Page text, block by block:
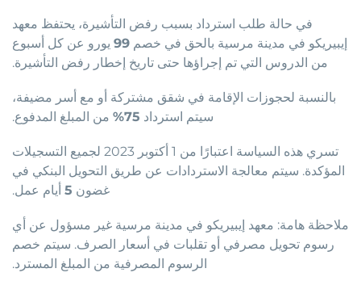
في حالة طلب استرداد بسبب رفض التأشيرة، يحتفظ معهد
إيبيريكو في مدينة مرسية بالحق في خصم 99يورو عن كل أسبوع
من الدروس التي تم إجراؤها حتى تاريخ إخطار رفض التأشيرة.
بالنسبة لحجوزات الإقامة في شقق مشتركة أو مع أسر مضيفة،
سيتم استرداد 75% من المبلغ المدفوع.
تسري هذه السياسة اعتبارًا من 1 أكتوبر 2023 لجميع التسجيلات
المؤكدة. سيتم معالجة الاستردادات عن طريق التحويل البنكي في
غضون 5أيام عمل.
ملاحظة هامة: معهد إيبيريكو في مدينة مرسية غير مسؤول عن أي
رسوم تحويل مصرفي أو تقلبات في أسعار الصرف. سيتم خصم
الرسوم المصرفية من المبلغ المسترد.